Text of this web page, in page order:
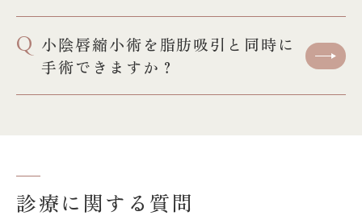
Q 小陰唇縮小術を脂肪吸引と同時に
手術できますか？
診療に関する質問